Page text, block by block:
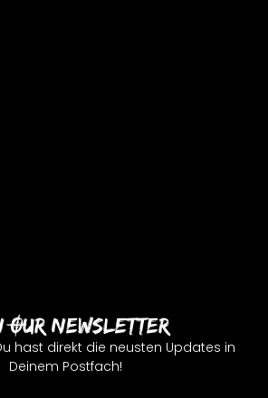
Our Newsletter
hast direkt die neusten Updates in
Deinem Postfach!